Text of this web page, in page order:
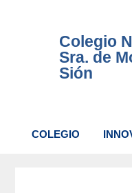
Colegio
Sra. de
Sión
COLEGIO